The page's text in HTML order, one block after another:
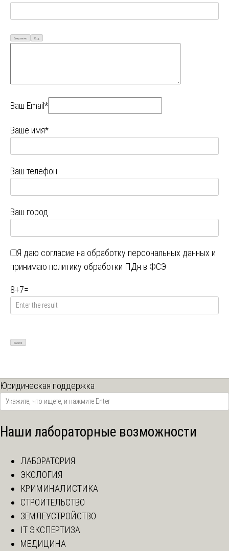
Визуально Код
Ваш Email*
Ваше имя*
Ваш телефон
Ваш город
Я даю согласие на обработку персональных данных и
принимаю политику обработки ПДн в ФСЭ
8+7=
Юридическая поддержка
Наши лабораторные возможности
ЛАБОРАТОРИЯ
ЭКОЛОГИЯ
КРИМИНАЛИСТИКА
СТРОИТЕЛЬСТВО
ЗЕМЛЕУСТРОЙСТВО
IT ЭКСПЕРТИЗА
МЕДИЦИНА